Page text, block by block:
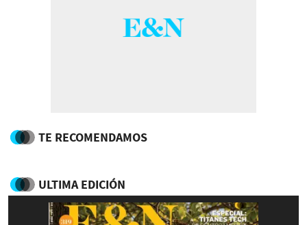
TE RECOMENDAMOS
ULTIMA EDICIÓN